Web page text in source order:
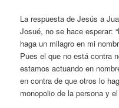
La respuesta de Jesús a
Josué, no se hace esperar:
haga un milagro en mi
Pues el que no está contra
estamos actuando en
en contra de que otros lo
monopolio de la persona y